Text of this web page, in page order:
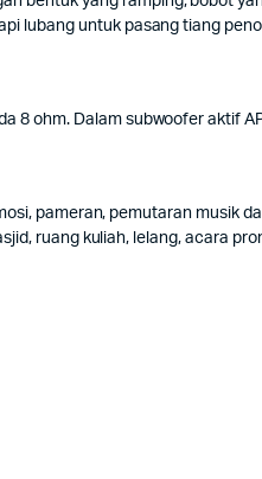
lubang untuk pasang tiang
8 ohm. Dalam subwoofer aktif
pameran, pemutaran musik
ruang kuliah, lelang, acara